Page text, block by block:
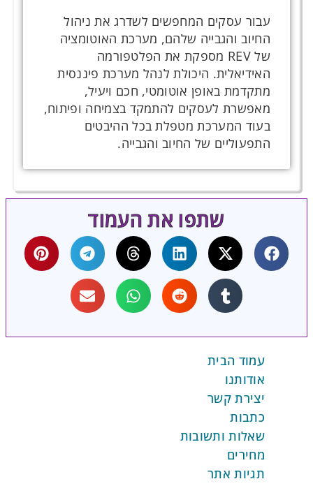
עבור עסקים המחפשים לשדרג את ניהול
החיוב והגבייה שלהם, מערכת האוטומציה
של REV מספקת את הפלטפורמה
האידיאלית. היכולת לנהל מערכת פיננסית
מתקדמת באופן אוטומטי, חכם ויעיל,
מאפשרת לעסקים להתמקד בצמיחה ופיתוח,
בעוד המערכת מטפלת בכל ההיבטים
התפעוליים של החיוב והגבייה.
שתפו את העמוד
עמוד הבית
אודותנו
יצירת קשר
כתבות
שאלות ותשובות
מחירים
תגיות אתר